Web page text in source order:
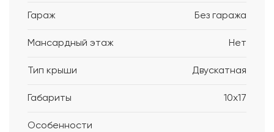
Гараж Без гаража
Мансардный этаж Нет
Тип крыши Двускатная
Габариты 10x17
Особенности